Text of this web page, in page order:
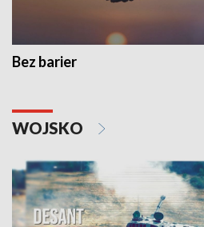
Bez barier
WOJSKO